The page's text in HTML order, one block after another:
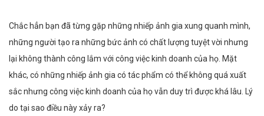
Chắc hẳn bạn đã từng gặp những nhiếp ảnh gia xung quanh mình,
những người tạo ra những bức ảnh có chất lượng tuyệt vời nhưng
lại không thành công lắm với công việc kinh doanh của họ. Mặt
khác, có những nhiếp ảnh gia có tác phẩm có thể không quá xuất
sắc nhưng công việc kinh doanh của họ vẫn duy trì được khá lâu. Lý
do tại sao điều này xảy ra?